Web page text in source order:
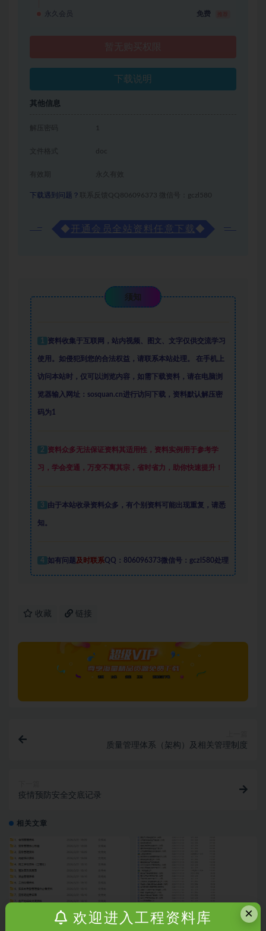
永久会员 免费
下载说明
其他信息
1
文件格式 doc
有效期 永久有效
下载遇到问题？ 联系反馈QQ806096373 微信号：gczl580
◆ 开通会员全站资料任意下载◆
须知
1 资料收集于互联网 ， 站内视频、图文、文字仅供交流学习
使用。如侵犯到您的合法权益，请联系本站处理。 在手机上
访问本站时，仅可以浏览内容，如需下载资料，请在电脑浏
览器输入网址：sosquan.cn进行访问下载， 资料默认解压密
码为1
2 资料众多无法保证资料其适用性，资料实例 用于参考学
习，学会变通，万变不离其宗，省时省力，助你快速提升！
3 由于本站收录资料众多，有个别资料可能出现重复，请悉
知。
4 如有问题及时联系QQ：806096373微信号：gczl580处理
收藏 链接
质量管理体系（架构）及相关管理制度
疫情预防安全交底记录
相关文章
×
欢迎进入工程资料库